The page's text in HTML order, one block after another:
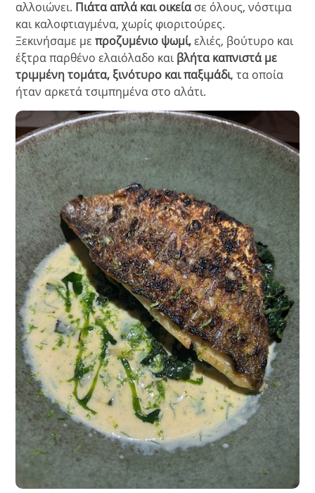
αλλοιώνει. Πιάτα απλά και οικείασε όλους, νόστιμα
και καλοφτιαγμένα, χωρίς φιοριτούρες.
Ξεκινήσαμε μεπροζυμένιο ψωμί,ελιές, βούτυρο και
έξτρα παρθένο ελαιόλαδο και βλήτα καπνιστά με
τριμμένη τομάτα, ξινότυρο και παξιμάδι, τα οποία
ήταν αρκετά τσιμπημένα στο αλάτι.